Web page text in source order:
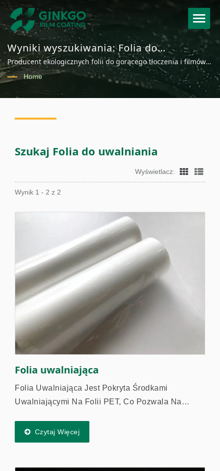
Wyniki wyszukiwania: Folia do
uwalniania | Dostawca folii do hot
stampingu, folii holograficznej i folii
dekoracyjnej | Ginkgo
Producent ekologicznych folii do gorącego tłoczenia i filmów
dekoracyjnych | Ginkgotech
Home
Szukaj Folia do uwalniania
Wyświetlacz:
Wynik 1 - 2 z 2
Folia uwalniająca
Folia Uwalniająca Jest Pokryta Środkami
Uwalniającymi Na Folii PET, Co Pozwala Na
Unikanie Materiałów Lepkich. Jest Równomiernie
Pokryta, Ma Nienaruszoną...
Czytaj Więcej